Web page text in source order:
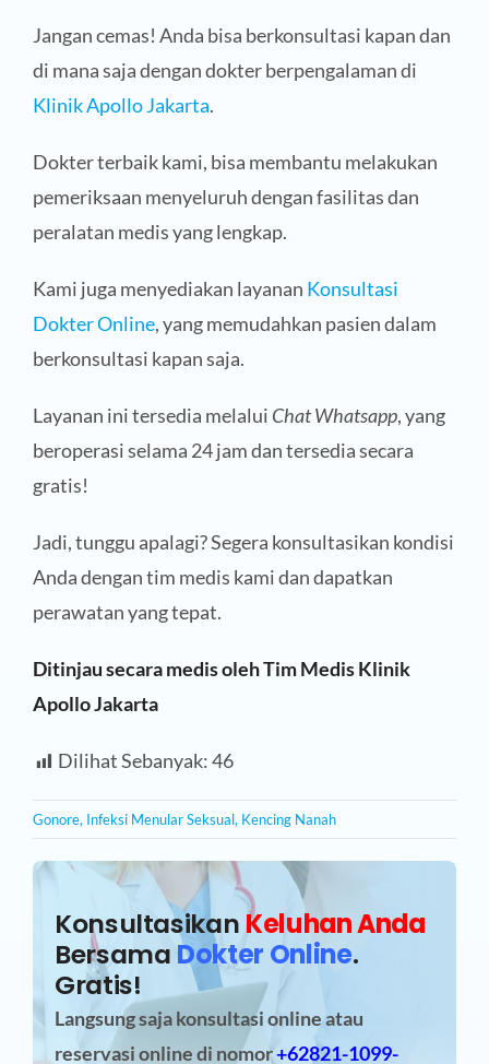
Jangan cemas! Anda bisa berkonsultasi kapan dan
di mana saja dengan dokter berpengalaman di
Klinik Apollo Jakarta.
Dokter terbaik kami, bisa membantu melakukan
pemeriksaan menyeluruh dengan fasilitas dan
peralatan medis yang lengkap.
Kami juga menyediakan layanan Konsultasi
Dokter Online, yang memudahkan pasien dalam
berkonsultasi kapan saja.
Layanan ini tersedia melalui Chat Whatsapp, yang
beroperasi selama 24 jam dan tersedia secara
gratis!
Jadi, tunggu apalagi? Segera konsultasikan kondisi
Anda dengan tim medis kami dan dapatkan
perawatan yang tepat.
Ditinjau secara medis oleh Tim Medis Klinik
Apollo Jakarta
Dilihat Sebanyak:46
Gonore, Infeksi Menular Seksual, Kencing Nanah
Konsultasikan Keluhan Anda
BersamaDokter Online.
Gratis!
Langsung saja konsultasi online atau
reservasi onlinedi nomor+62821-1099-